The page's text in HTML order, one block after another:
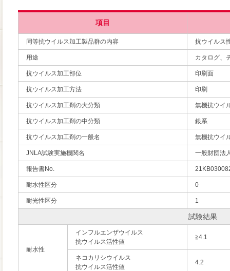
項目
同等抗ウイルス加工製品群の内容 抗ウイルス
用途 カタログ、
抗ウイルス加工部位 印刷面
抗ウイルス加工方法 印刷
抗ウイルス加工剤の大分類 無機抗ウイ
抗ウイルス加工剤の中分類 銀系
抗ウイルス加工剤の一般名 無機抗ウイ
JNLA試験実施機関名 一般財団法
報告書No.
耐水性区分 0
耐光性区分 1
試験結果
耐水性
インフルエンザウイルス
抗ウイルス活性値
≧4.1
ネコカリシウイルス
抗ウイルス活性値
4.2